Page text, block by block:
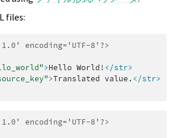
files:
encoding='UTF-8'?>
>Hello World! </str>
>Translated value. </str>
encoding='UTF-8'?>